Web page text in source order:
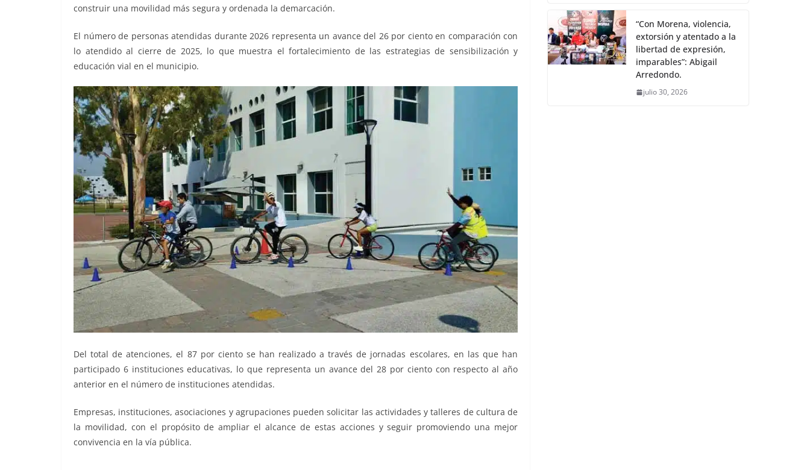
construir una movilidad más segura y ordenada la demarcación.
El número de personas atendidas durante 2026 representa un avance del 26 por ciento en comparación con
lo atendido al cierre de 2025, lo que muestra el fortalecimiento de las estrategias de sensibilización y
educación vial en el municipio.
Del total de atenciones, el 87 por ciento se han realizado a través de jornadas escolares, en las que han
participado 6 instituciones educativas, lo que representa un avance del 28 por ciento con respecto al año
anterior en el número de instituciones atendidas.
Empresas, instituciones, asociaciones y agrupaciones pueden solicitar las actividades y talleres de cultura de
la movilidad, con el propósito de ampliar el alcance de estas acciones y seguir promoviendo una mejor
convivencia en la vía pública.
“Con Morena, violencia,
extorsión y atentado a la
libertad de expresión,
imparables”: Abigail
Arredondo.
julio 30, 2026